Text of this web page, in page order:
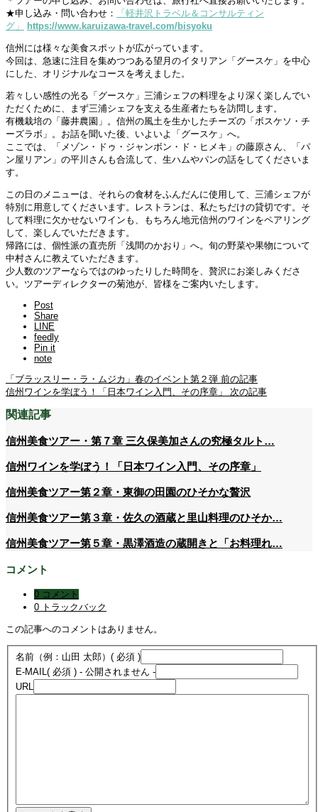
★申し込み・問い合わせ：
「軽井沢トラベル＆コンサルティン
グ」
https://www.karuizawa-travel.com/bisyoku
信州には様々な美食スポットが広がっています。
今回は、急速に注目を集めつつある望月のイタリアン「グースケ」を中心
にした、オリジナルなコースを考えました。
若々しい感性の光る「グースケ」三浦シェフの料理をより深く楽しんでい
ただくために、まず三浦シェフを支える生産者たちを訪問します。
有機栽培の「藤井農園」。信州の風土を生かしたチーズの「ボスケソ・チ
ーズラボ」。お話を聞いた後、いよいよ「グースケ」へ。
ここでは、「メゾン・ドゥ・ジャンボン・ド・ヒメキ」の藤原さん、「パ
ン屋リアン」の平川さんも合流して、生ハムやパンの話をしてくださいま
す。
この日のメニューは、それらの食材をふんだんに使用して、三浦シェフが
特別に用意してくださいます。レストランは、私たちだけの貸切です。そ
して料理に欠かせないワインも、もちろん地元信州のワインをペアリング
して、楽しんでいただきます。
帰路には、個性派の直売所「浅間のかおり」へ。旬の野菜や果物について
中村さんに教えていただきます。
少人数のツアーならではのゆったりした時間を、贅沢にお楽しみくださ
い。ツアーディレクターの菊池が、皆様をご案内いたします。
Post
Share
LINE
feedly
Pin it
note
「ブラッスリー・ラ・ムジカ」春のイベント第２弾 前の記事
信州ワインを学ぼう！「日本ワイン入門、その序章」
次の記事
関連記事
信州美食ツアー・第７章 三久保美加さんの究極タルト…
信州ワインを学ぼう！「日本ワイン入門、その序章」
信州美食ツアー第２章・東御の田園のひそかな贅沢
信州美食ツアー第３章・佐久の酒蔵と里山料理のひそか…
信州美食ツアー第５章・黒澤酒造の蔵開きと「お料理れ…
コメント
0 コメント
0 トラックバック
この記事へのコメントはありません。
名前（例：山田 太郎） ( 必須 )
E-MAIL( 必須 ) - 公開されません -
URL